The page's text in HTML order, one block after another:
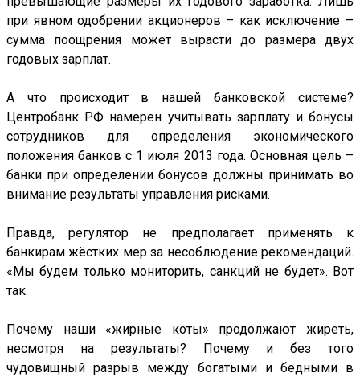
при явном одобрении акционеров – как исключение –
сумма поощрения может вырасти до размера двух
годовых зарплат.
А что происходит в нашей банковской системе?
Центробанк РФ намерен учитывать зарплату и бонусы
сотрудников для определения экономического
положения банков с 1 июля 2013 года. Основная цель –
банки при определении бонусов должны принимать во
внимание результаты управления рисками.
Правда, регулятор не предполагает применять к
банкирам жёстких мер за несоблюдение рекомендаций.
«Мы будем только мониторить, санкций не будет». Вот
так.
Почему наши «жирные коты» продолжают жиреть,
несмотря на результаты? Почему и без того
чудовищный разрыв между богатыми и бедными в